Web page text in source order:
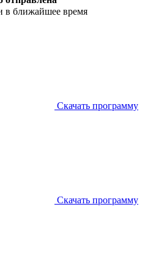
в ближайшее время
Скачать программу
Скачать программу